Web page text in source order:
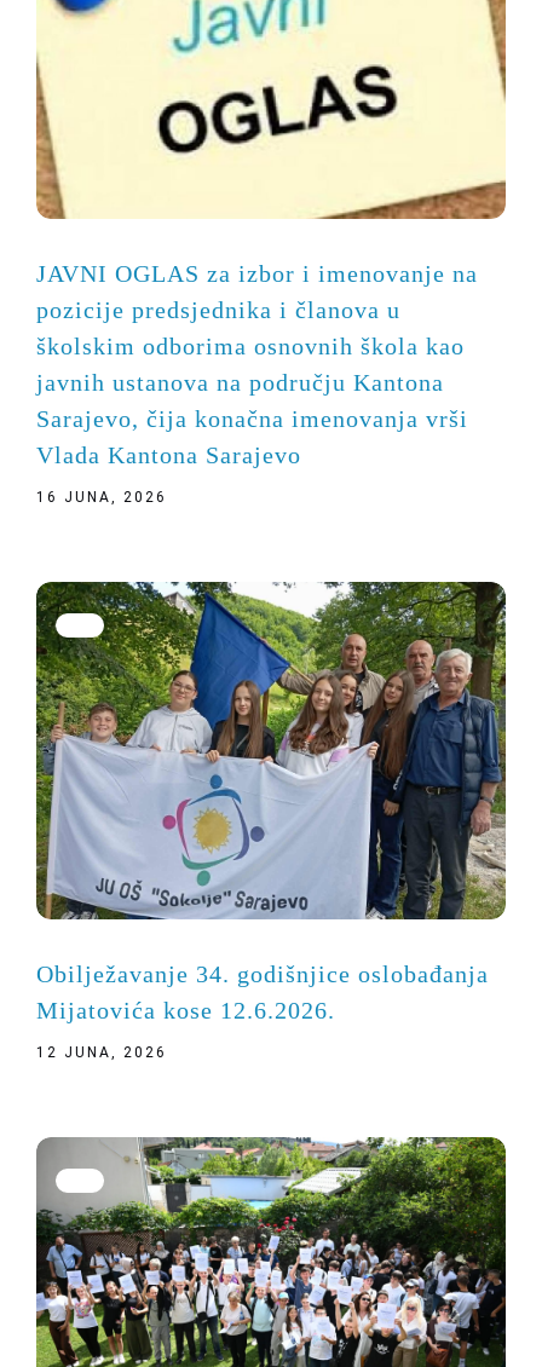
JAVNI OGLAS za izbor i imenovanje na
pozicije predsjednika i članova u
školskim odborima osnovnih škola kao
javnih ustanova na području Kantona
Sarajevo, čija konačna imenovanja vrši
Vlada Kantona Sarajevo
16 JUNA, 2026
Obilježavanje 34. godišnjice oslobađanja
Mijatovića kose 12.6.2026.
12 JUNA, 2026